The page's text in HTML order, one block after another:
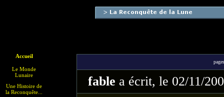
Accueil
Le Monde
Lunaire
Une Histoire de
la Reconquête...
fable a écrit, le 02/11/